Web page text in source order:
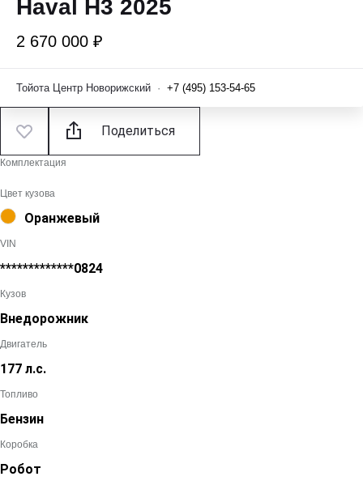
Haval H3 2025
2 670 000 ₽
Тойота Центр Новорижский · +7 (495) 153-54-65
Поделиться
Комплектация
Цвет кузова
Оранжевый
VIN
*************0824
Кузов
Внедорожник
Двигатель
177 л.с.
Топливо
Бензин
Коробка
Робот